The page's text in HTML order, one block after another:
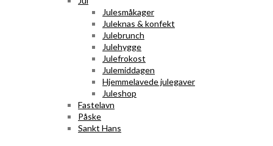
Julesmåkager
Juleknas & konfekt
Julebrunch
Julehygge
Julefrokost
Julemiddagen
Hjemmelavede julegaver
Juleshop
Fastelavn
Påske
Sankt Hans